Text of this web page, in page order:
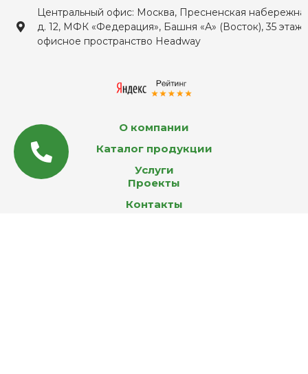
Центральный офис: Москва, Пресненская
д. 12, МФК «Федерация», Башня «А» (Восток), 35 этаж,
офисное пространство Headway
О компании
Каталог продукции
Услуги
Проекты
Контакты